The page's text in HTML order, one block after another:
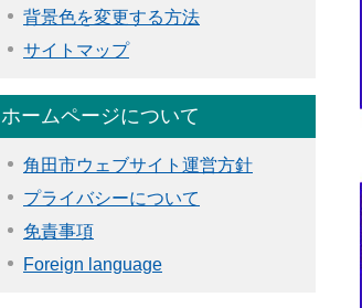
背景色を変更する方法
サイトマップ
ホームページについて
角田市ウェブサイト運営方針
プライバシーについて
免責事項
Foreign language